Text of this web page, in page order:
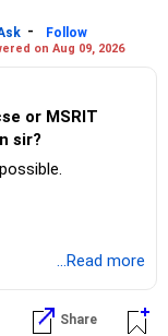
always
fund
market volatility
is excellent.
performed well
your regular
not necessary.
-
Follow
on Aug 09, 2026
or MSRIT
sir?
...Read more
Share